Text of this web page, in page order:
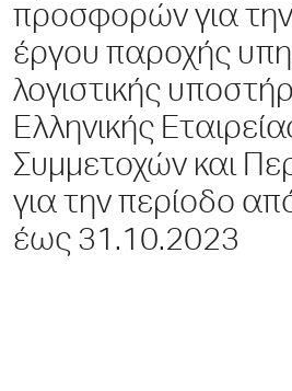
προσφορών για
έργου παροχής
λογιστικής
Ελληνικής
Συμμετοχών και
για την περίοδο
έως 31.10.2023